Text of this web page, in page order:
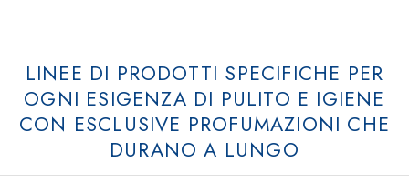
LINEE DI PRODOTTI SPECIFICHE PER
OGNI ESIGENZA DI PULITO E IGIENE
CON ESCLUSIVE PROFUMAZIONI CHE
DURANO A LUNGO
Rio Bum Bum
Rio Cancella Odori
Rio Casamia
Azienda
Blog
Comunicazione